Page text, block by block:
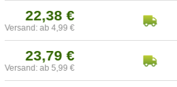
22,38 €
Versand: ab 4,99 €
23,79 €
Versand: ab 5,99 €